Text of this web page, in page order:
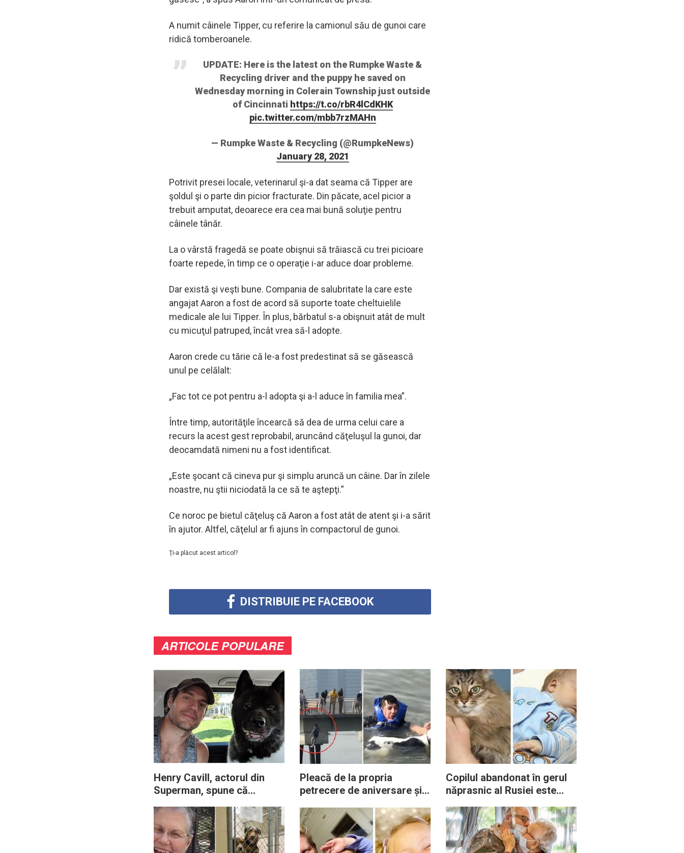
A numit câinele Tipper, cu referire la camionul său de gunoi care
ridică tomberoanele.
UPDATE: Here is the latest on the Rumpke Waste &
Recycling driver and the puppy he saved on
Wednesday morning in Colerain Township just outside
of Cincinnati https://t.co/rbR4lCdKHK
pic.twitter.com/mbb7rzMAHn
— Rumpke Waste & Recycling (@RumpkeNews)
January 28, 2021
Potrivit presei locale, veterinarul şi-a dat seama că Tipper are
şoldul şi o parte din picior fracturate. Din păcate, acel picior a
trebuit amputat, deoarece era cea mai bună soluţie pentru
câinele tânăr.
La o vârstă fragedă se poate obişnui să trăiască cu trei picioare
foarte repede, în timp ce o operaţie i-ar aduce doar probleme.
Dar există şi veşti bune. Compania de salubritate la care este
angajat Aaron a fost de acord să suporte toate cheltuielile
medicale ale lui Tipper. În plus, bărbatul s-a obişnuit atât de mult
cu micuţul patruped, încât vrea să-l adopte.
Aaron crede cu tărie că le-a fost predestinat să se găsească
unul pe celălalt:
„Fac tot ce pot pentru a-l adopta şi a-l aduce în familia mea”.
Între timp, autorităţile încearcă să dea de urma celui care a
recurs la acest gest reprobabil, aruncând căţeluşul la gunoi, dar
deocamdată nimeni nu a fost identificat.
„Este şocant că cineva pur şi simplu aruncă un câine. Dar în zilele
noastre, nu ştii niciodată la ce să te aştepţi.”
Ce noroc pe bietul căţeluş că Aaron a fost atât de atent şi i-a sărit
în ajutor. Altfel, căţelul ar fi ajuns în compactorul de gunoi.
Ţi-a plăcut acest articol?
DISTRIBUIE PE FACEBOOK
ARTICOLE POPULARE
Henry Cavill, actorul din
Superman, spune că
a „salvat” de problemele de
sănătate mintală
Pleacă de la propria
petrecere de aniversare și
un câine care se îneca
Copilul abandonat în gerul
năprasnic al Rusiei este
maidaneză